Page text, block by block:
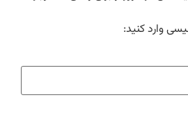
وارد کنید: